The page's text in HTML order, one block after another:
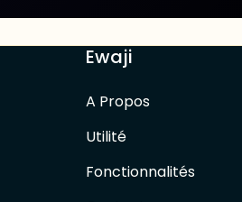
Ewaji
A Propos
Utilité
Fonctionnalités